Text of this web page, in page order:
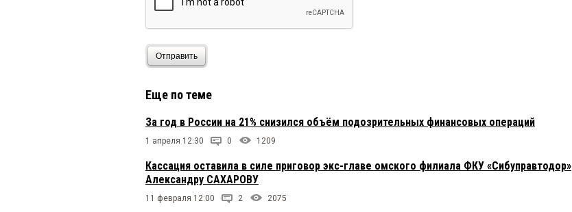
Отправить
Еще по теме
За год в России на 21% снизился объём подозрительных финансовых операций
1 апреля 12:30 0 1209
Кассация оставила в силе приговор экс-главе омского филиала ФКУ «Сибуправтодор»
Александру САХАРОВУ
11 февраля 12:00 2 2075